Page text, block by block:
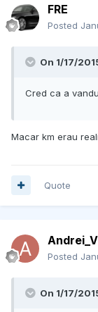
FRE
Posted
On 1/17/
Cred ca a
Macar km erau reali
Quote
Posted
On 1/17/